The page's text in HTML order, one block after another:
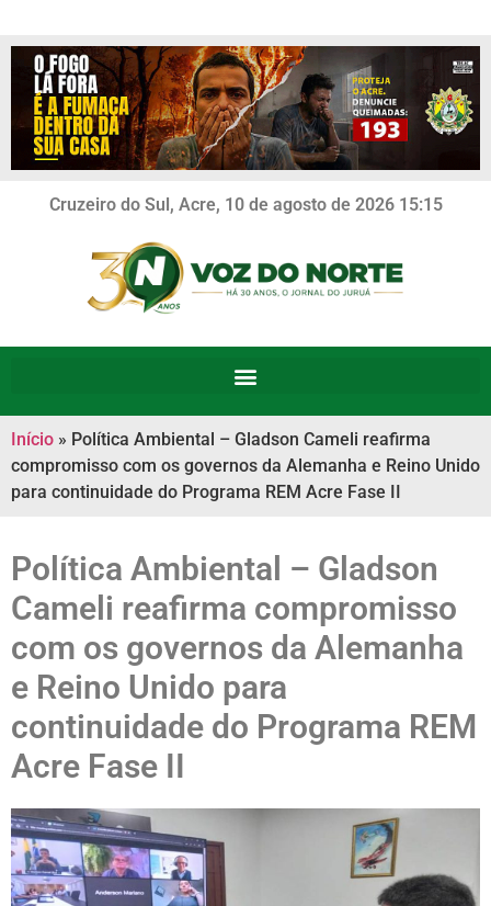
Cruzeiro do Sul, Acre, 10 de agosto de 2026 15:15
Início » Política Ambiental – Gladson Cameli reafirma
compromisso com os governos da Alemanha e Reino Unido
para continuidade do Programa REM Acre Fase II
Política Ambiental – Gladson
Cameli reafirma compromisso
com os governos da Alemanha
e Reino Unido para
continuidade do Programa REM
Acre Fase II